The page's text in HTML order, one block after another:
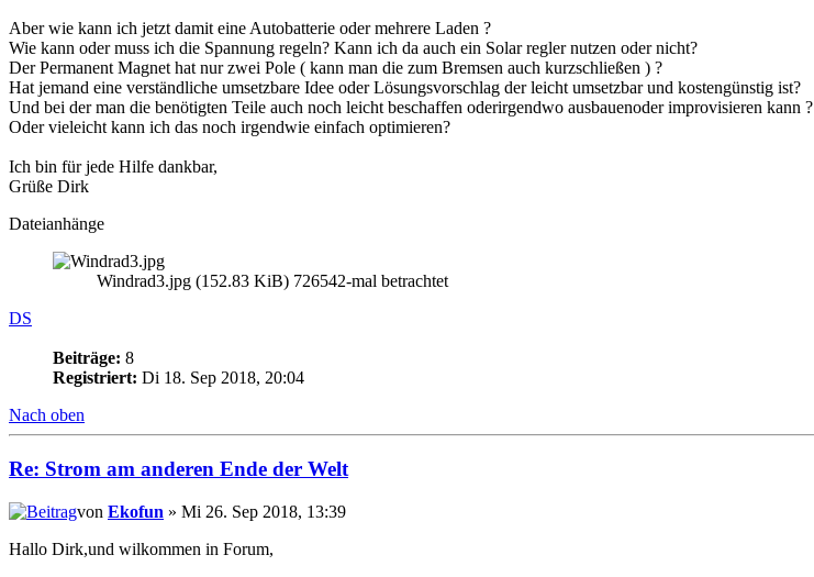
Aber wie kann ich jetzt damit eine Autobatterie oder mehrere Laden ?
Wie kann oder muss ich die Spannung regeln? Kann ich da auch ein Solar regler nutzen oder nicht?
Der Permanent Magnet hat nur zwei Pole ( kann man die zum Bremsen auch kurzschließen ) ?
Hat jemand eine verständliche umsetzbare Idee oder Lösungsvorschlag der leicht umsetzbar und kostengünstig ist?
Und bei der man die benötigten Teile auch noch leicht beschaffen oderirgendwo ausbauenoder improvisieren kann ?
Oder vieleicht kann ich das noch irgendwie einfach optimieren?
Ich bin für jede Hilfe dankbar,
Grüße Dirk
Dateianhänge
Windrad3.jpg (152.83 KiB) 726542-mal betrachtet
DS
Beiträge: 8
Registriert: Di 18. Sep 2018, 20:04
Nach oben
Re: Strom am anderen Ende der Welt
von Ekofun » Mi 26. Sep 2018, 13:39
Hallo Dirk,und wilkommen in Forum,